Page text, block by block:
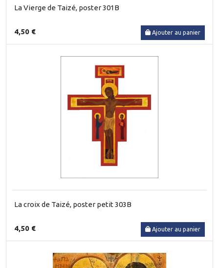
La Vierge de Taizé, poster 301B
4,50 € Ajouter au panier
La croix de Taizé, poster petit 303B
4,50 € Ajouter au panier